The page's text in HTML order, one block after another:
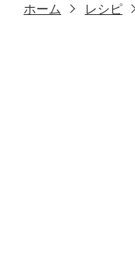
ホーム レシピ